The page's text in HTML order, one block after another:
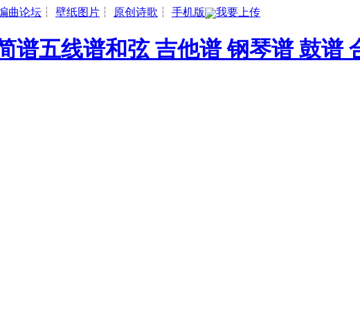
曲论坛 ┆ 壁纸图片 ┆ 原创诗歌 ┆ 手机版 我要上传
谱五线谱和弦 吉他谱 钢琴谱 鼓谱